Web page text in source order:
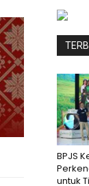
BPJS
untuk